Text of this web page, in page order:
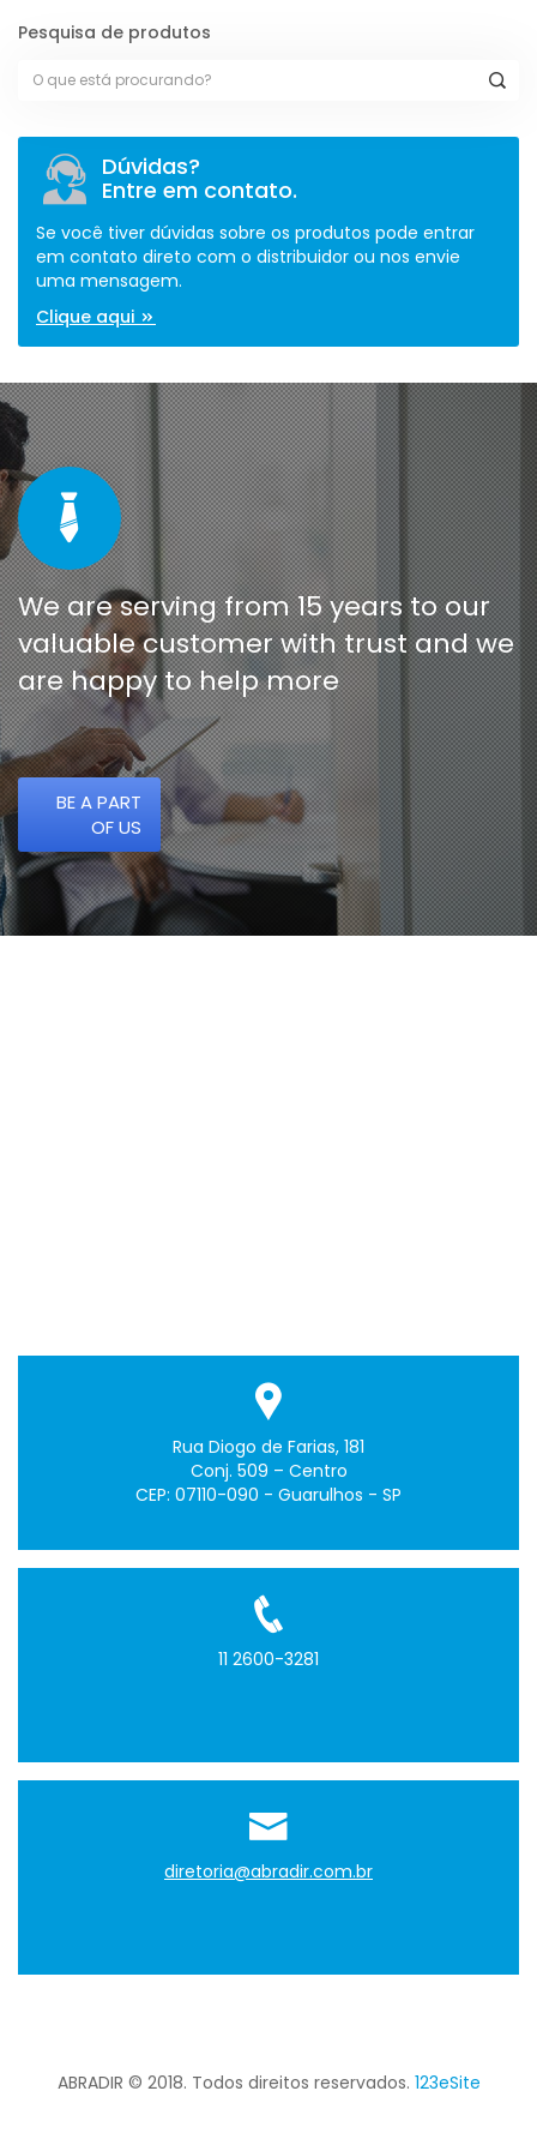
Pesquisa de produtos
Dúvidas?
Entre em contato.
Se você tiver dúvidas sobre os produtos pode entrar
em contato direto com o distribuidor ou nos envie
uma mensagem.
Clique aqui
We are serving from 15 years to our
valuable customer with trust and we
are happy to help more
BE A PART
OF US
Rua Diogo de Farias, 181
Conj. 509 – Centro
CEP: 07110-090 - Guarulhos - SP
11 2600-3281
diretoria@abradir.com.br
ABRADIR © 2018. Todos direitos reservados. 123eSite